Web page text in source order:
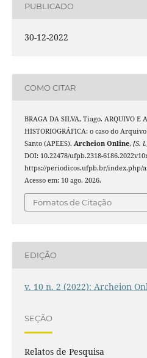
PUBLICADO
30-12-2022
COMO CITAR
BRAGA DA SILVA, Tiago. ARQUIVO E
HISTORIOGRÁFICA: o caso do
Santo (APEES). Archeion Online, [S.
DOI: 10.22478/ufpb.2318-
https://periodicos.ufpb.br/index.php/
Acesso em: 10 ago. 2026.
Fomatos de Citação
EDIÇÃO
v. 10 n. 2 (2022): Archeion
SEÇÃO
Relatos de Pesquisa